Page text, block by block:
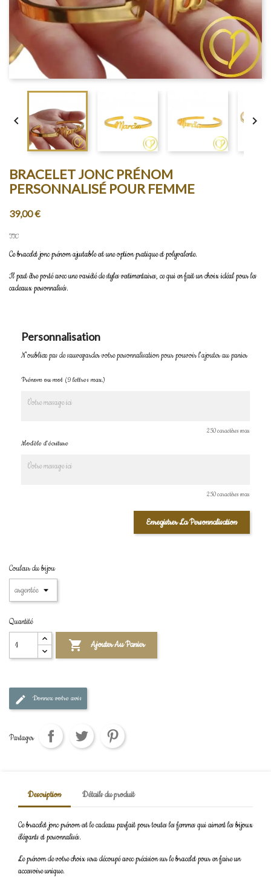
 
BRACELET JONC PRÉNOM
PERSONNALISÉ POUR FEMME
39,00 €
TTC
Ce bracelet jonc prénom ajustable est une option pratique et polyvalente.
Il peut être porté avec une variété de styles vestimentaires, ce qui en fait un choix idéal pour les
cadeaux personnalisés.
Personnalisation
N'oubliez pas de sauvegarder votre personnalisation pour pouvoir l'ajouter au panier
Prénom ou mot (9 lettres max.)
250 caractères max
Modèle d'écriture
250 caractères max
Enregistrer La Personnalisation
Couleur du bijou
Quantité
 Ajouter Au Panier
Donnez votre avis
Partager
Description Détails du produit
Ce bracelet jonc prénom est le cadeau parfait pour toutes les femmes qui aiment les bijoux
élégants et personnalisés.
Le prénom de votre choix sera découpé avec précision sur le bracelet pour en faire un
accessoire unique.